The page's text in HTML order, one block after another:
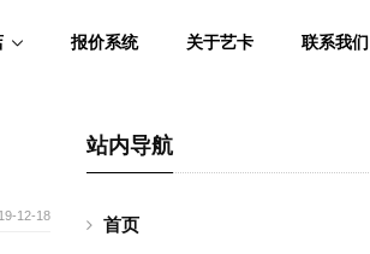
报价系统 关于艺卡 联系我们
12-18
站内导航
首页